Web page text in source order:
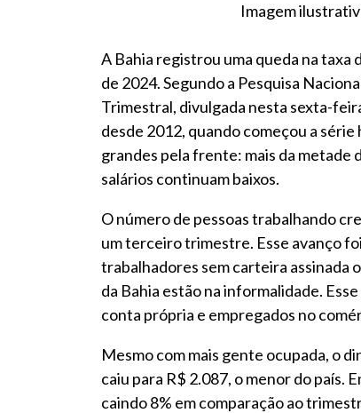
Imagem
A Bahia registrou uma queda na
de 2024. Segundo a Pesquisa
Trimestral, divulgada nesta sexta-
desde 2012, quando começou a
grandes pela frente: mais da metade
salários continuam baixos.
O número de pessoas trabalhando
um terceiro trimestre. Esse avanço
trabalhadores sem carteira assinada
da Bahia estão na informalidade.
conta própria e empregados no
Mesmo com mais gente ocupada, o
caiu para R$ 2.087, o menor do país.
caindo 8% em comparação ao